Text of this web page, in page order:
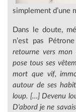
simplement d’une
Dans le doute,
n’est pas
retourne vers mon
pose tous ses
mort que vif,
autour de ses
loup. […] Devenu
D'abord je ne